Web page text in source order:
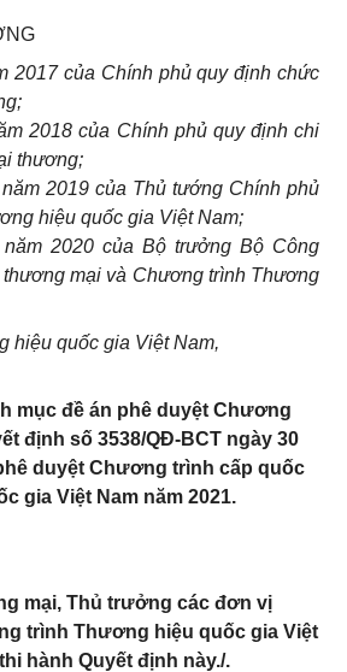
2017 của Chính phủ quy định chức
2018 của Chính phủ quy định chi
thương;
2019 của Thủ tướng Chính phủ
hiệu quốc gia Việt Nam;
2020 của Bộ trưởng Bộ Công
thương mại và Chương trình Thương
hiệu quốc gia Việt Nam,
mục đề án phê duyệt Chương
định số 3538/QĐ-BCT ngày 30
duyệt Chương trình cấp quốc
gia Việt Nam năm 2021.
mại, Thủ trưởng các đơn vị
trình Thương hiệu quốc gia Việt
hành Quyết định này./.